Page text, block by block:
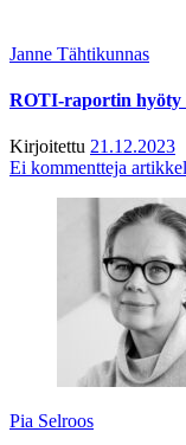
Janne Tähtikunnas
ROTI-raportin hyöty
Kirjoitettu 21.12.2023
Ei kommentteja
Pia Selroos